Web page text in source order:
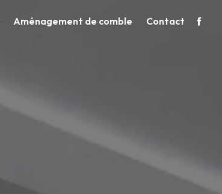
Aménagement de comble Contact